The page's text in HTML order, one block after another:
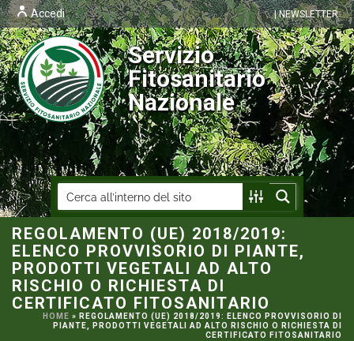
| NEWSLETTER
Accedi
Servizio
Fitosanitario
Nazionale
REGOLAMENTO (UE) 2018/2019:
ELENCO PROVVISORIO DI PIANTE,
PRODOTTI VEGETALI AD ALTO
RISCHIO O RICHIESTA DI
CERTIFICATO FITOSANITARIO
HOME » REGOLAMENTO (UE) 2018/2019: ELENCO PROVVISORIO DI
PIANTE, PRODOTTI VEGETALI AD ALTO RISCHIO O RICHIESTA DI
CERTIFICATO FITOSANITARIO